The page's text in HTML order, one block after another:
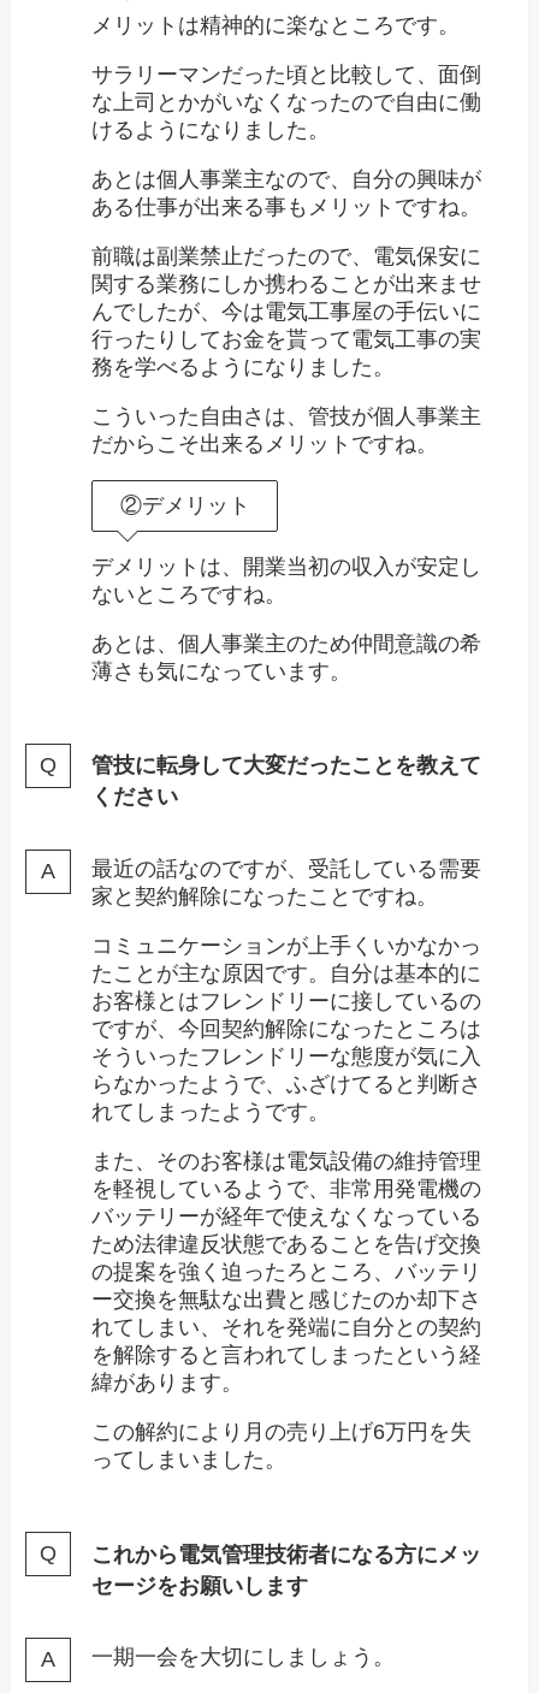
メリットは精神的に楽なところです。
サラリーマンだった頃と比較して、面倒
な上司とかがいなくなったので自由に働
けるようになりました。
あとは個人事業主なので、自分の興味が
ある仕事が出来る事もメリットですね。
前職は副業禁止だったので、電気保安に
関する業務にしか携わることが出来ませ
んでしたが、今は電気工事屋の手伝いに
行ったりしてお金を貰って電気工事の実
務を学べるようになりました。
こういった自由さは、管技が個人事業主
だからこそ出来るメリットですね。
②デメリット
デメリットは、開業当初の収入が安定し
ないところですね。
あとは、個人事業主のため仲間意識の希
薄さも気になっています。
管技に転身して大変だったことを教えて
ください
最近の話なのですが、受託している需要
家と契約解除になったことですね。
コミュニケーションが上手くいかなかっ
たことが主な原因です。自分は基本的に
お客様とはフレンドリーに接しているの
ですが、今回契約解除になったところは
そういったフレンドリーな態度が気に入
らなかったようで、ふざけてると判断さ
れてしまったようです。
また、そのお客様は電気設備の維持管理
を軽視しているようで、非常用発電機の
バッテリーが経年で使えなくなっている
ため法律違反状態であることを告げ交換
の提案を強く迫ったろところ、バッテリ
ー交換を無駄な出費と感じたのか却下さ
れてしまい、それを発端に自分との契約
を解除すると言われてしまったという経
緯があります。
この解約により月の売り上げ6万円を失
ってしまいました。
これから電気管理技術者になる方にメッ
セージをお願いします
一期一会を大切にしましょう。